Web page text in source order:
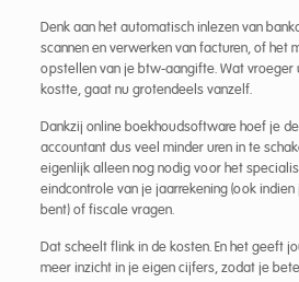
Denk aan het automatisch inlezen van
scannen en verwerken van facturen, of het
opstellen van je btw-aangifte. Wat vroeger
kostte, gaat nu grotendeels vanzelf.
Dankzij online boekhoudsoftware hoef je
accountant dus veel minder uren in te
eigenlijk alleen nog nodig voor het
eindcontrole van je jaarrekening (ook
bent) of fiscale vragen.
Dat scheelt flink in de kosten. En het geeft
meer inzicht in je eigen cijfers, zodat je